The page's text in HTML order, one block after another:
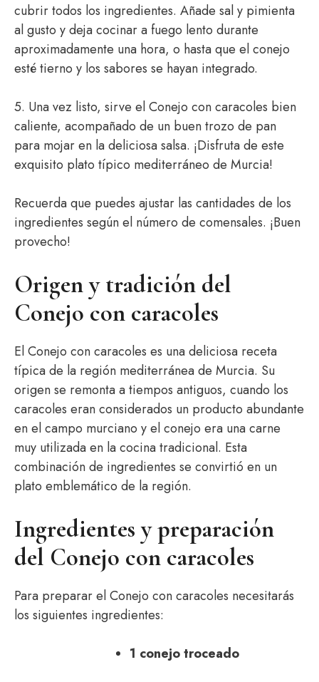
cubrir todos los ingredientes. Añade sal y pimienta
al gusto y deja cocinar a fuego lento durante
aproximadamente una hora, o hasta que el conejo
esté tierno y los sabores se hayan integrado.
5. Una vez listo, sirve el Conejo con caracoles bien
caliente, acompañado de un buen trozo de pan
para mojar en la deliciosa salsa. ¡Disfruta de este
exquisito plato típico mediterráneo de Murcia!
Recuerda que puedes ajustar las cantidades de los
ingredientes según el número de comensales. ¡Buen
provecho!
Origen y tradición del
Conejo con caracoles
El Conejo con caracoles es una deliciosa receta
típica de la región mediterránea de Murcia. Su
origen se remonta a tiempos antiguos, cuando los
caracoles eran considerados un producto abundante
en el campo murciano y el conejo era una carne
muy utilizada en la cocina tradicional. Esta
combinación de ingredientes se convirtió en un
plato emblemático de la región.
Ingredientes y preparación
del Conejo con caracoles
Para preparar el Conejo con caracoles necesitarás
los siguientes ingredientes:
1 conejo troceado